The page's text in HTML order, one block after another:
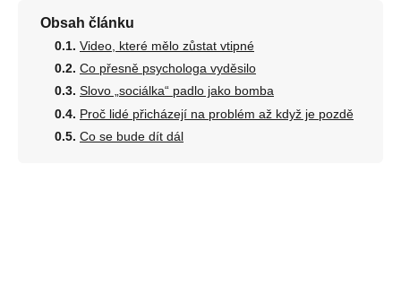
Obsah článku
Video, které mělo zůstat vtipné
Co přesně psychologa vyděsilo
Slovo „sociálka“ padlo jako bomba
Proč lidé přicházejí na problém až když je pozdě
Co se bude dít dál